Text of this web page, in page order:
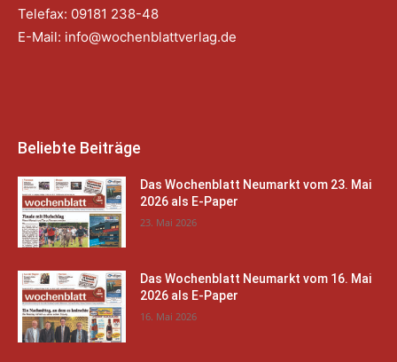
Telefax: 09181 238-48
E-Mail: info@wochenblattverlag.de
Beliebte Beiträge
Das Wochenblatt Neumarkt vom 23. Mai
2026 als E-Paper
23. Mai 2026
Das Wochenblatt Neumarkt vom 16. Mai
2026 als E-Paper
16. Mai 2026